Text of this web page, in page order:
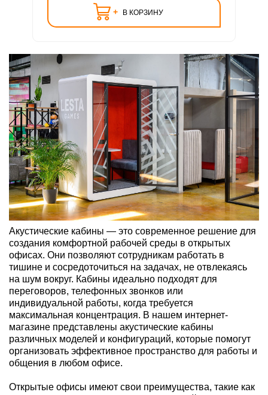
+ В КОРЗИНУ
Акустические кабины — это современное решение для
создания комфортной рабочей среды в открытых
офисах. Они позволяют сотрудникам работать в
тишине и сосредоточиться на задачах, не отвлекаясь
на шум вокруг. Кабины идеально подходят для
переговоров, телефонных звонков или
индивидуальной работы, когда требуется
максимальная концентрация. В нашем интернет-
магазине представлены акустические кабины
различных моделей и конфигураций, которые помогут
организовать эффективное пространство для работы и
общения в любом офисе.
Открытые офисы имеют свои преимущества, такие как